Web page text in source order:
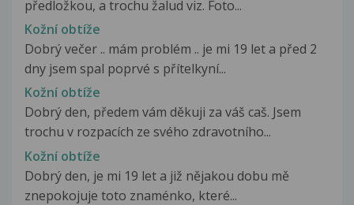
předložkou, a trochu žalud viz. Foto...
Kožní obtíže
Dobrý večer .. mám problém .. je mi 19 let a před 2
dny jsem spal poprvé s přítelkyní...
Kožní obtíže
Dobrý den, předem vám děkuji za váš caš. Jsem
trochu v rozpacích ze svého zdravotního...
Kožní obtíže
Dobrý den, je mi 19 let a již nějakou dobu mě
znepokojuje toto znaménko, které...